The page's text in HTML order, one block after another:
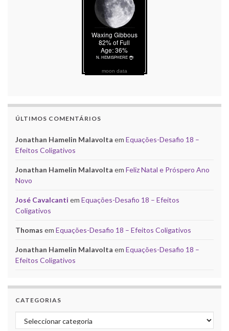
moon data
ÚLTIMOS COMENTÁRIOS
Jonathan Hamelin Malavolta em Equações-Desafio 18 –
Efeitos Coligativos
Jonathan Hamelin Malavolta em Feliz Natal e Próspero Ano
Novo
José Cavalcanti em Equações-Desafio 18 – Efeitos
Coligativos
Thomas em Equações-Desafio 18 – Efeitos Coligativos
Jonathan Hamelin Malavolta em Equações-Desafio 18 –
Efeitos Coligativos
CATEGORIAS
Categorias